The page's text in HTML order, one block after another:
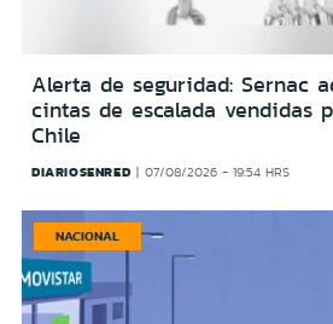
Alerta de seguridad: Sernac
cintas de escalada vendidas
Chile
DIARIOSENRED 07/08/2026 - 19:54 HRS
NACIONAL